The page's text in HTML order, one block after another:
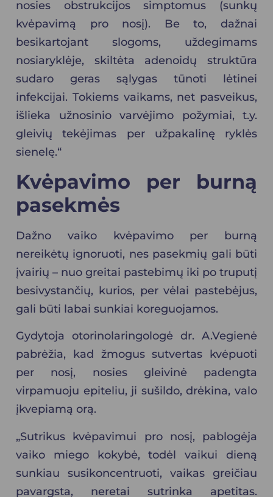
nosies obstrukcijos simptomus (sunkų
kvėpavimą pro nosį). Be to, dažnai
besikartojant slogoms, uždegimams
nosiaryklėje, skiltėta adenoidų struktūra
sudaro geras sąlygas tūnoti lėtinei
infekcijai. Tokiems vaikams, net pasveikus,
išlieka užnosinio varvėjimo požymiai, t.y.
gleivių tekėjimas per užpakalinę ryklės
sienelę.“
Kvėpavimo per burną
pasekmės
Dažno vaiko kvėpavimo per burną
nereikėtų ignoruoti, nes pasekmių gali būti
įvairių – nuo greitai pastebimų iki po truputį
besivystančių, kurios, per vėlai pastebėjus,
gali būti labai sunkiai koreguojamos.
Gydytoja otorinolaringologė dr. A.Vegienė
pabrėžia, kad žmogus sutvertas kvėpuoti
per nosį, nosies gleivinė padengta
virpamuoju epiteliu, ji sušildo, drėkina, valo
įkvepiamą orą.
„Sutrikus kvėpavimui pro nosį, pablogėja
vaiko miego kokybė, todėl vaikui dieną
sunkiau susikoncentruoti, vaikas greičiau
pavargsta, neretai sutrinka apetitas.